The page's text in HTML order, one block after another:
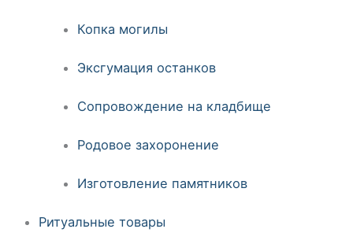
Копка могилы
Эксгумация останков
Сопровождение на кладбище
Родовое захоронение
Изготовление памятников
Ритуальные товары